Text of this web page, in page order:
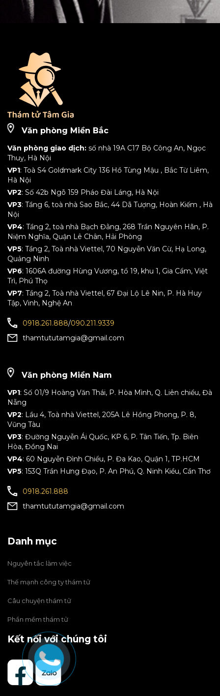
Văn phòng Miền Bắc
Văn phòng giao dịch: số nhà 19A C17 Bộ Công An, Ngọc
Thuỵ, Hà Nội
VP1: Toà S4 Goldmark City 136 Hồ Tùng Mậu , Bắc Từ Liêm,
Hà Nội
VP2: Số 42b Ngõ 159 Pháo Đài Láng, Hà Nội
VP3: Tầng 6, toà nhà Sao Bắc, 44 Dã Tượng, Hoàn Kiếm , Hà
Nội
VP4: Tầng 2, toà nhà Bạch Đằng, 268 Trần Nguyên Hãn, P.
Niệm Nghĩa, Quận Lê Chân, Hải Phòng
VP5: Tầng 2, Toà nhà Viettel, 70 Nguyễn Văn Cừ, Hạ Long,
Quảng Ninh
VP6: 1606A đường Hùng Vương, tổ 19, khu 1, Gia Cẩm, Việt
Trì, Phú Thọ
VP7: Tầng 2, Toà nhà Viettel, 67 Đại Lộ Lê Nin, P. Hà Huy
Tập, Vinh, Nghệ An
0918.261.888/090.211.9339
thamtututamgia@gmail.com
Văn phòng Miền Nam
VP1: Số 01/9 Hoàng Văn Thái, P. Hòa Mình, Q. Liên chiểu, Đà
Nẵng
VP2: Lầu 4, Toà nhà Viettel, 205A Lê Hồng Phong, P. 8,
Vũng Tàu
VP3: Đường Nguyễn Ái Quốc, KP 6, P. Tân Tiến, Tp. Biên
Hòa, Đồng Nai
VP4: 60 Nguyễn Đình Chiểu, P. Đa Kao, Quận 1, TP.HCM
VP5: 153Q Trần Hưng Đạo, P. An Phú, Q. Ninh Kiều, Cần Thơ
0918.261.888
thamtututamgia@gmail.com
Danh mục
Nguyên tắc làm việc
Thế mạnh công ty thám tử
Câu chuyện thám tử
Phần mềm thám tử
Kết nối với chúng tôi